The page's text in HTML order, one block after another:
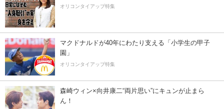
オリコンタイアップ特集
マクドナルドが40年にわたり支える「小学生の甲子
園」
オリコンタイアップ特集
森崎ウィン×向井康二“両片思い”にキュンが止まら
ん！